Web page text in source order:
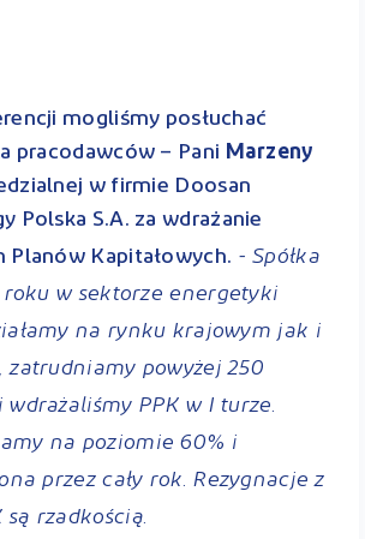
mogliśmy posłuchać
pracodawców – Pani Marzeny
w firmie Doosan
Polska S.A. za wdrażanie
Planów Kapitałowych. - Spółka
roku w sektorze energetyki
na rynku krajowym jak i
zatrudniamy powyżej 250
PPK w I turze.
na poziomie 60% i
przez cały rok. Rezygnacje z
rzadkością.